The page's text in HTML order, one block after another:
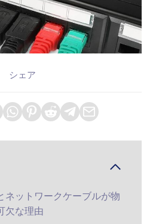
シェア
ネットワークケーブルが物
欠な理由